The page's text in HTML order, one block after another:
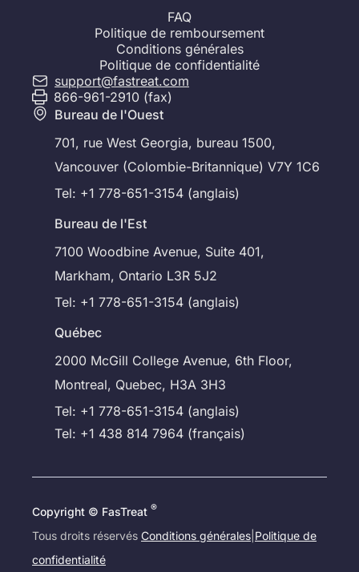
FAQ
Politique de remboursement
Conditions générales
Politique de confidentialité
support@fastreat.com
866-961-2910 (fax)
Bureau de l'Ouest
701, rue West Georgia, bureau 1500,
Vancouver (Colombie-Britannique) V7Y 1C6
Tel: +1 778-651-3154 (anglais)
Bureau de l'Est
7100 Woodbine Avenue, Suite 401,
Markham, Ontario L3R 5J2
Tel: +1 778-651-3154 (anglais)
Québec
2000 McGill College Avenue, 6th Floor,
Montreal, Quebec, H3A 3H3
Tel: +1 778-651-3154 (anglais)
Tel: +1 438 814 7964 (français)
Copyright © FasTreat ®
Tous droits réservés Conditions générales Politique de
confidentialité